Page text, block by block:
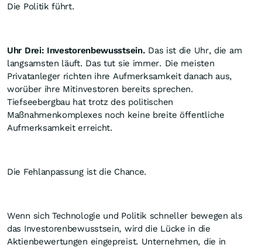
Die Politik führt.
Uhr Drei: Investorenbewusstsein. Das ist die Uhr, die am
langsamsten läuft. Das tut sie immer. Die meisten
Privatanleger richten ihre Aufmerksamkeit danach aus,
worüber ihre Mitinvestoren bereits sprechen.
Tiefseebergbau hat trotz des politischen
Maßnahmenkomplexes noch keine breite öffentliche
Aufmerksamkeit erreicht.
Die Fehlanpassung ist die Chance.
Wenn sich Technologie und Politik schneller bewegen als
das Investorenbewusstsein, wird die Lücke in die
Aktienbewertungen eingepreist. Unternehmen, die in